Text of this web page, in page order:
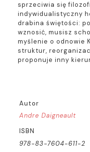
sprzeciwia się
indywidualistyczny
drabina świętości:
wznosić, musisz
myślenie o odnowie
struktur,
proponuje inny
Autor
Andre Daigneault
ISBN
978-83-7604-611-2